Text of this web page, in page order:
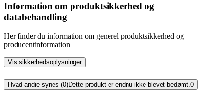
Information om produktsikkerhed og
databehandling
Her finder du information om generel produktsikkerhed og
producentinformation
Vis sikkerhedsoplysninger
Hvad andre synes (0)Dette produkt er endnu ikke blevet bedømt.0